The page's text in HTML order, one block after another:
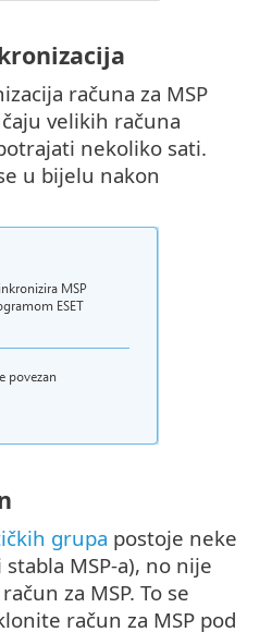
računa za MSP
velikih računa
nekoliko sati.
u bijelu nakon
grupa postoje neke
MSP-a), no nije
za MSP. To se
račun za MSP pod